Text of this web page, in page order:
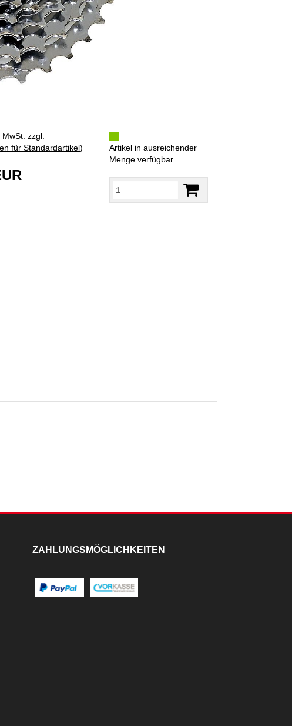
zzgl.
für Standardartikel)
Artikel in ausreichender
Menge verfügbar
ZAHLUNGSMÖGLICHKEITEN